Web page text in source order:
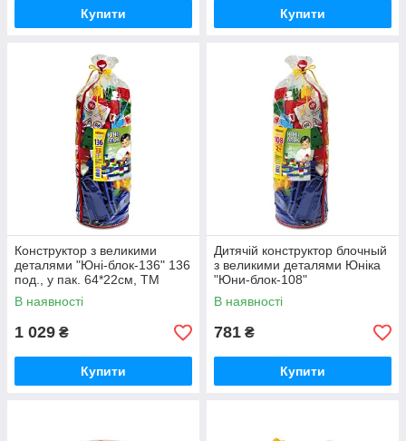
Купити Купити
Конструктор з великими
деталями "Юні-блок-136" 136
под., у пак. 64*22см, ТМ
Юніка, Україна
В наявності
1 029 ₴
Купити
Дитячій конструктор блочный
з великими деталями Юніка
"Юни-блок-108"
В наявності
781 ₴
Купити